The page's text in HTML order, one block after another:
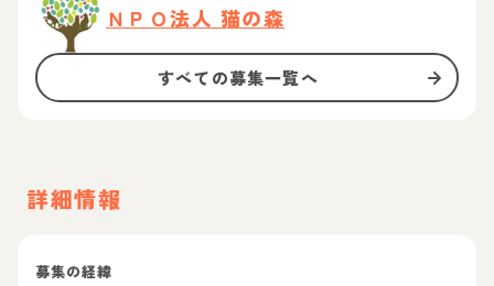
ＮＰＯ法人 猫の森
すべての募集一覧へ
詳細情報
募集の経緯